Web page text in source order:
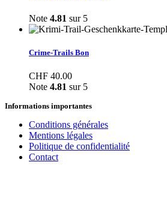
Note 4.81 sur 5
Crime-Trails Bon
CHF 40.00
Note 4.81 sur 5
Informations importantes
Conditions générales
Mentions légales
Politique de confidentialité
Contact